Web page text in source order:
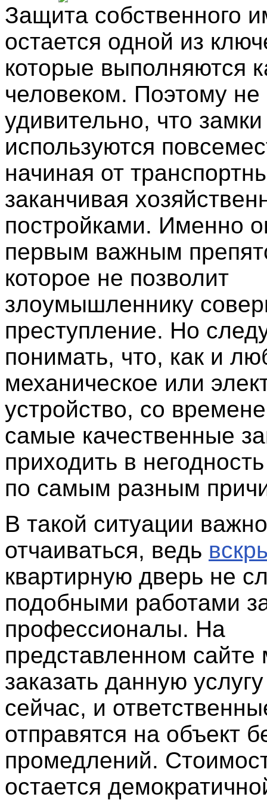
Защита собственного
остается одной из
которые выполняются
человеком. Поэтому не
удивительно, что замки
используются
начиная от
заканчивая
постройками. Именно
первым важным
которое не позволит
злоумышленнику
преступление. Но
понимать, что, как и
механическое или
устройство, со
самые качественные
приходить в
по самым разным
В такой ситуации
отчаиваться, ведь
квартирную дверь не
подобными работами
профессионалы. На
представленном
заказать данную
сейчас, и
отправятся на объект
промедлений.
остается